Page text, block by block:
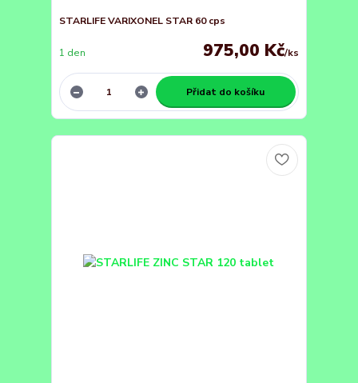
STARLIFE VARIXONEL STAR 60 cps
975,00 Kč/ks
1 den
Přidat do košíku